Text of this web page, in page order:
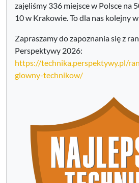
zajęliśmy 336 miejsce w Polsce na
10 w Krakowie. To dla nas kolejny
Zapraszamy do zapoznania się z
Perspektywy 2026:
https://technika.perspektywy.pl/
glowny-technikow/